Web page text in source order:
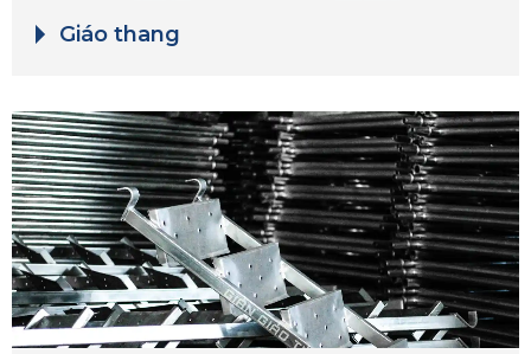
Giáo thang